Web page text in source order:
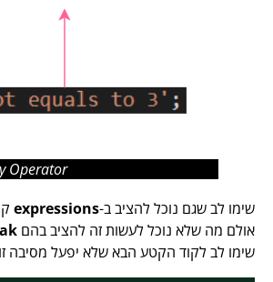
Operator
שימו לב שגם נוכל להציב ב-expressions
אולם מה שלא נוכל לעשות זה להציב בהם
שימו לב לקוד הקטע הבא שלא יפעל מסיבה